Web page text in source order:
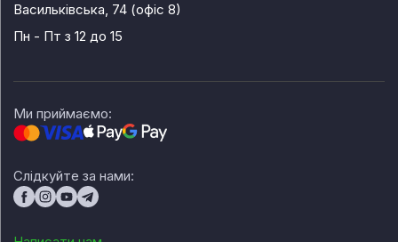
Васильківська, 74 (офіс 8)
Пн - Пт з 12 до 15
Ми приймаємо:
Слідкуйте за нами: